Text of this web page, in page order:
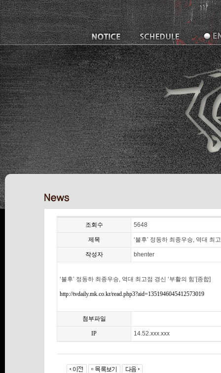
조회수 5648
제목 ‘불후’ 정동하 최종우승, 역대 최
작성자 bhenter
‘불후’ 정동하 최종우승, 역대 최고점 경신 ‘부활의 힘’[종합]
http://tvdaily.mk.co.kr/read.php3?aid=1351946045412573019
첨부파일
IP 14.52.xxx.xxx